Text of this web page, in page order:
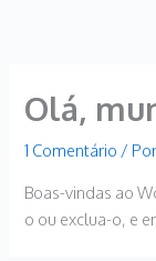
conteúdo
Olá,
1 Comentário / Por
Boas-vindas ao
o ou exclua-o, e